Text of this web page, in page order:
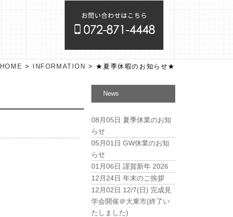
HOME > INFORMATION > ★夏季休暇のお知らせ★
News
08月05日 夏季休業のお知
らせ
05月01日 GW休業のお知
らせ
01月06日 謹賀新年 2026
12月24日 年末のご挨拶
12月02日 12/7(日) 完成見
学会開催＠大東市(終了い
たしました)